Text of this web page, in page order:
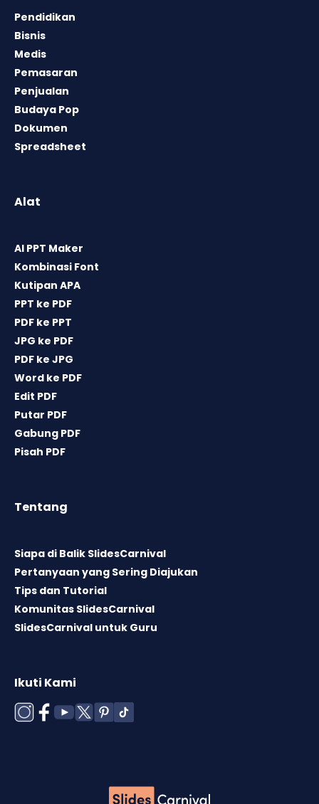
Pendidikan
Bisnis
Medis
Pemasaran
Penjualan
Budaya Pop
Dokumen
Spreadsheet
Alat
AI PPT Maker
Kombinasi Font
Kutipan APA
PPT ke PDF
PDF ke PPT
JPG ke PDF
PDF ke JPG
Word ke PDF
Edit PDF
Putar PDF
Gabung PDF
Pisah PDF
Tentang
Siapa di Balik SlidesCarnival
Pertanyaan yang Sering Diajukan
Tips dan Tutorial
Komunitas SlidesCarnival
SlidesCarnival untuk Guru
Ikuti Kami